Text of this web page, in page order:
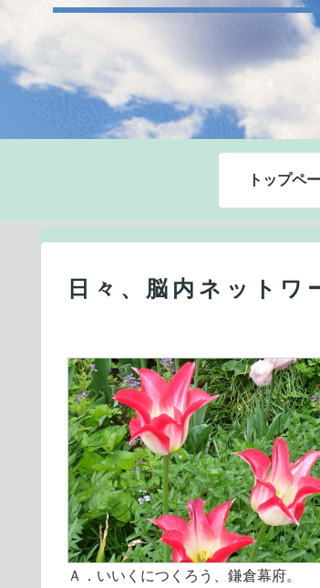
トップペ
日々、脳内ネット
Ａ．いいくにつくろう、鎌倉幕府。